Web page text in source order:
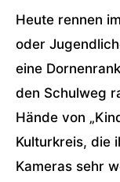
Heute rennen
oder
eine
den Schulweg
Hände von
Kulturkreis, die
Kameras sehr